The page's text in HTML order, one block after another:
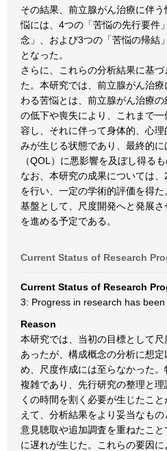
その結果、前立腺がん治療に伴
悩には、4つの「苦悩の先行要件
念」、および3つの「苦悩の帰結
となった。
さらに、これらの分析結果に基
た。本研究では、前立腺がん治
わる苦悩とは、前立腺がん治療
の低下や喪失により、これまで
容し、それに伴って身体的、心
みが生じる状態であり、最終的
（QOL）に悪影響を及ぼし得る
なお、本研究の成果については
を行い、一定の学術的評価を得
基盤として、尺度開発へと発展
を進める予定である。
Current Status of Research
Current Status of Research
3: Progress in research has been
Reason
本研究では、当初の目標として
あったが、構成概念の分析に想
め、尺度作成には至らなかった
複雑であり、先行研究の整理と
くの時間を割く必要が生じたこ
えて、分析結果をより妥当なも
意見聴取や追加調査を重ねたこ
に遅れが生じた。これらの要因